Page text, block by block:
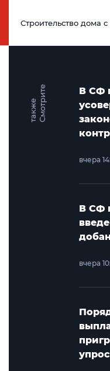
00:00
Строительство дома
С
м
о
т
р и
т
е
т
а
к
ж
е
В СФ
вчера
В СФ
вчера